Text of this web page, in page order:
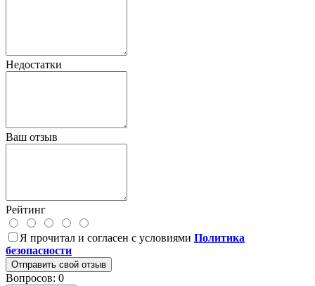
Недостатки
Ваш отзыв
Рейтинг
Я прочитал и согласен с условиями Политика
безопасности
Отправить свой отзыв
Вопросов: 0